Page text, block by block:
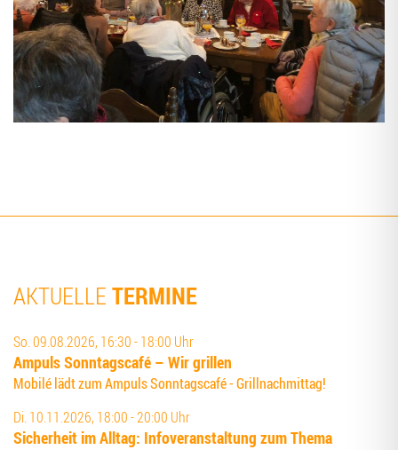
AKTUELLE TERMINE
So. 09.08.2026, 16:30 - 18:00 Uhr
Ampuls Sonn­tags­ca­fé – Wir grillen
Mobilé lädt zum Ampuls Sonntagscafé - Grillnachmittag!
Di. 10.11.2026, 18:00 - 20:00 Uhr
Sicher­heit im All­tag: Info­ver­an­stal­tung zum The­ma